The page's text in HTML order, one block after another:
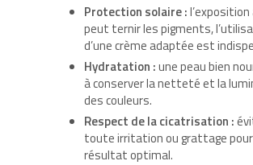
Protection solaire :l’exposition
peut ternir les pigments,
d’une crème adaptée est
Hydratation :une peau bien
à conserver la netteté et la
des couleurs.
Respect de la cicatrisation :
toute irritation ou grattage
résultat optimal.